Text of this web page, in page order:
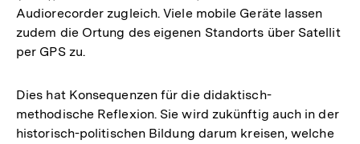
Audiorecorder zugleich. Viele mobile Geräte lassen
zudem die Ortung des eigenen Standorts über Satellit
per GPS zu.
Dies hat Konsequenzen für die didaktisch-
methodische Reflexion. Sie wird zukünftig auch in der
historisch-politischen Bildung darum kreisen, welche